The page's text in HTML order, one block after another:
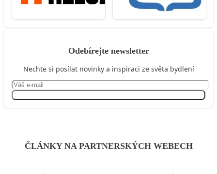
Odebírejte newsletter
Nechte si posílat novinky a inspiraci ze světa bydlení
ČLÁNKY NA PARTNERSKÝCH WEBECH